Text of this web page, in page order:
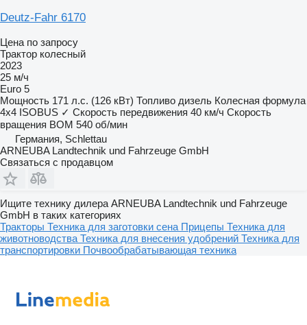
Deutz-Fahr 6170
Цена по запросу
Трактор колесный
2023
25 м/ч
Euro 5
Мощность 171 л.с. (126 кВт) Топливо дизель Колесная формула
4x4 ISOBUS ✓ Скорость передвижения 40 км/ч Скорость
вращения ВОМ 540 об/мин
Германия, Schlettau
ARNEUBA Landtechnik und Fahrzeuge GmbH
Связаться с продавцом
Ищите технику дилера ARNEUBA Landtechnik und Fahrzeuge
GmbH в таких категориях
Тракторы Техника для заготовки сена Прицепы Техника для
животноводства Техника для внесения удобрений Техника для
транспортировки Почвообрабатывающая техника